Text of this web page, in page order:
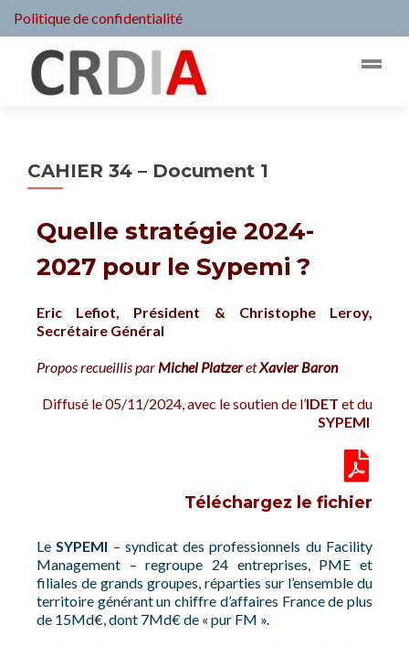
Politique de confidentialité
CAHIER 34 – Document 1
Quelle stratégie 2024-
2027 pour le Sypemi ?
Eric Lefiot, Président & Christophe Leroy,
Secrétaire Général
Propos recueillis par Michel PlatzeretXavier Baron
Diffusé le 05/11/2024, avec le soutien de l’IDET et du
SYPEMI
Téléchargez le fichier
LeSYPEMI – syndicat des professionnels du Facility
Management – regroupe 24 entreprises, PME et
filiales de grands groupes, réparties sur l’ensemble du
territoire générant un chiffre d’affaires France de plus
de 15Md€, dont 7Md€ de « pur FM ».